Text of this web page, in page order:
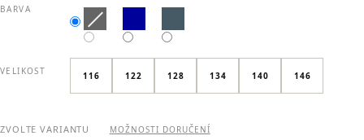
BARVA
VELIKOST 116 122 128 134 140 146
ZVOLTE VARIANTU MOŽNOSTI DORUČENÍ